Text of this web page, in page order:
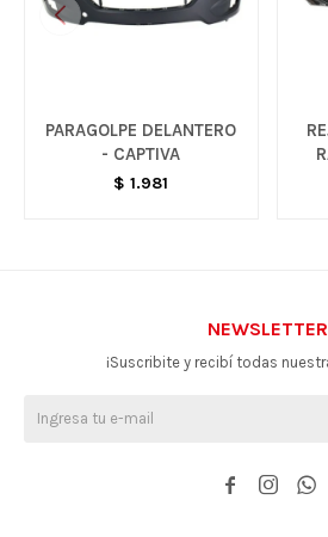
PARAGOLPE DELANTERO
- CAPTIVA
$ 1.981
NEWSLETTER
¡Suscribite y recibí todas
  